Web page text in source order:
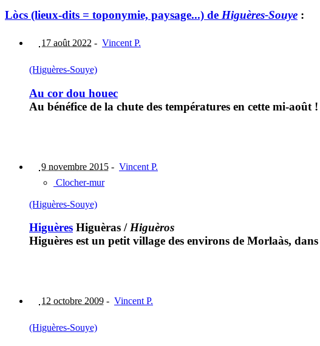
Lòcs (lieux-dits = toponymie, paysage...) de Higuères-Souye :
17 août 2022 - Vincent P.
(Higuères-Souye)
Au cor dou houec
Au bénéfice de la chute des températures en cette mi-août !
9 novembre 2015 - Vincent P.
Clocher-mur
(Higuères-Souye)
Higuères Higuèras /Higuèros
Higuères est un petit village des environs de Morlaàs,
12 octobre 2009 - Vincent P.
(Higuères-Souye)